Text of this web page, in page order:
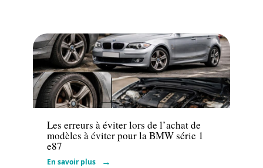
Voiture
Les erreurs à éviter lors de l’achat de
modèles à éviter pour la BMW série 1
e87
En savoir plus